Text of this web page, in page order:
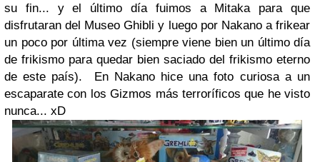
su fin... y el último día fuimos a Mitaka para que
disfrutaran del Museo Ghibli y luego por Nakano a frikear
un poco por última vez (siempre viene bien un último día
de frikismo para quedar bien saciado del frikismo eterno
de este país). En Nakano hice una foto curiosa a un
escaparate con los Gizmos más terroríficos que he visto
nunca... xD